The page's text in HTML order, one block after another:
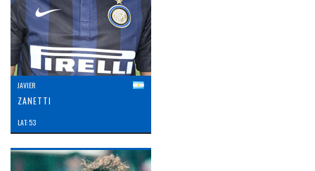
JAVIER
ZANETTI
LAT: 53